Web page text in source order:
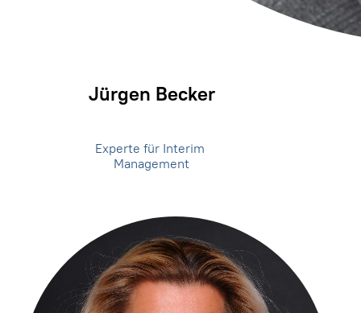
Jürgen Becker
Experte für Interim
Management